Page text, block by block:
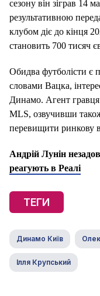
сезону він зіграв 14
результативною
клубом діє до кінця
становить 700 тисяч
Обидва футболісти є
словами Вацка,
Динамо. Агент
MLS, озвучивши
перевищити ринкову
Андрій Лунін
реагують в Реалі
ТЕГИ
Динамо Київ
Ілля Крупський